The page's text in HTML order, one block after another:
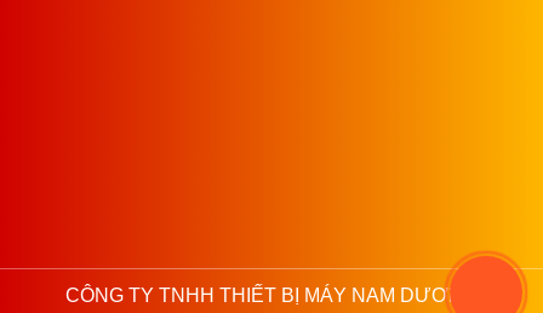
CÔNG TY TNHH THIẾT BỊ MÁY NAM DƯƠNG